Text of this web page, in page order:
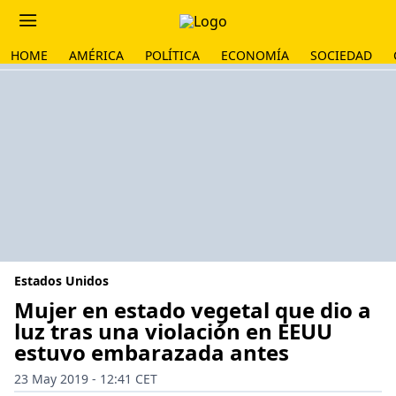
HOME AMÉRICA POLÍTICA ECONOMÍA SOCIEDAD
Estados Unidos
Mujer en estado vegetal que dio a
luz tras una violación en EEUU
estuvo embarazada antes
23 May 2019 - 12:41 CET